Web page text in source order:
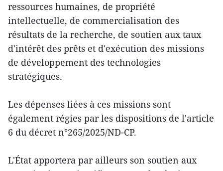
ressources humaines, de propriété
intellectuelle, de commercialisation des
résultats de la recherche, de soutien aux taux
d'intérêt des prêts et d'exécution des missions
de développement des technologies
stratégiques.
Les dépenses liées à ces missions sont
également régies par les dispositions de l'article
6 du décret n°265/2025/ND-CP.
L'État apportera par ailleurs son soutien aux